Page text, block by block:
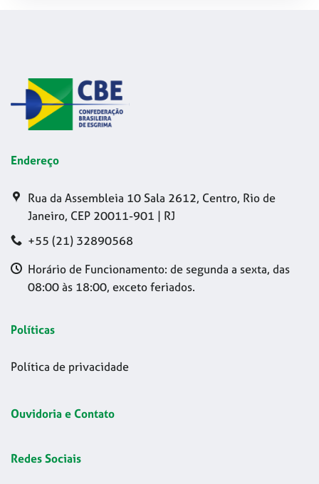
Endereço
Rua da Assembleia 10 Sala 2612, Centro, Rio de
Janeiro, CEP 20011-901 | RJ
+55 (21) 32890568
Horário de Funcionamento: de segunda a sexta, das
08:00 às 18:00, exceto feriados.
Políticas
Política de privacidade
Ouvidoria e Contato
Redes Sociais